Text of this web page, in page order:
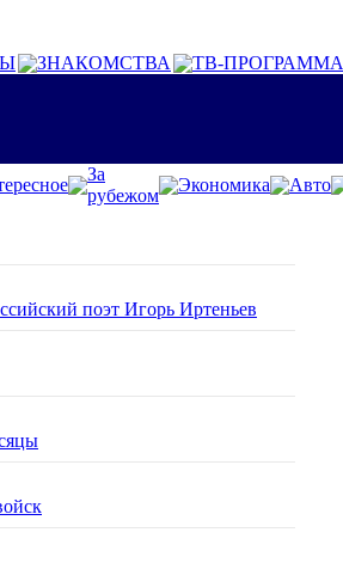
ЗНАКОМСТВА ТВ-ПРОГРАММА
За
рубежом
Экономика
Авто
поэт Игорь Иртеньев